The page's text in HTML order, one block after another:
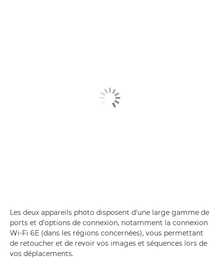
Les deux appareils photo disposent d'une large gamme de
ports et d'options de connexion, notamment la connexion
Wi-Fi 6E (dans les régions concernées), vous permettant
de retoucher et de revoir vos images et séquences lors de
vos déplacements.